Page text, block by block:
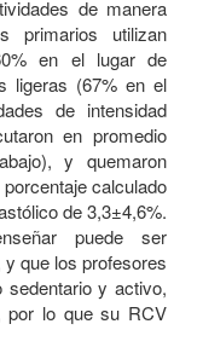
de manera
primarios utilizan
en el lugar de
ligeras (67% en el
de intensidad
en promedio
y quemaron
calculado
de 3,3±4,6%.
puede ser
que los profesores
sedentario y activo,
por lo que su RCV